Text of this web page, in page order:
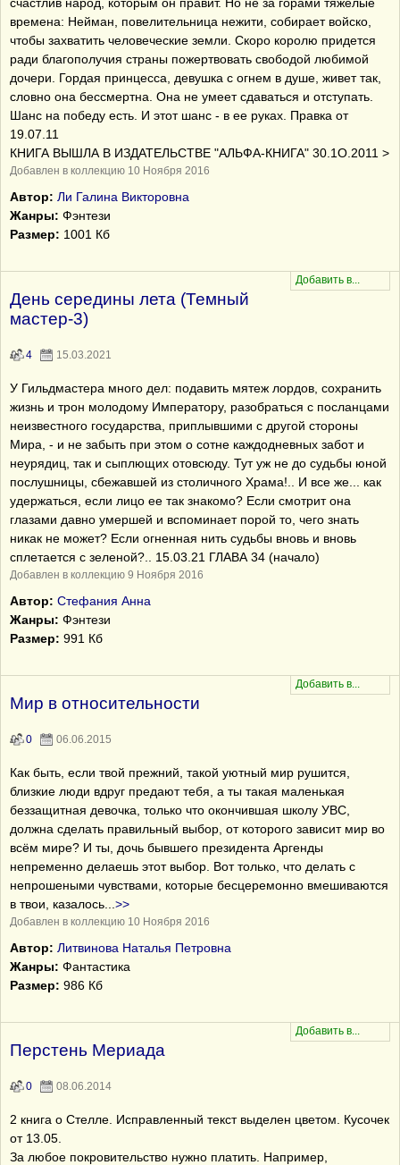
времена: Нейман, повелительница нежити, собирает войско,
чтобы захватить человеческие земли. Скоро королю придется
ради благополучия страны пожертвовать свободой любимой
дочери. Гордая принцесса, девушка с огнем в душе, живет так,
словно она бессмертна. Она не умеет сдаваться и отступать.
Шанс на победу есть. И этот шанс - в ее руках. Правка от
19.07.11
КНИГА ВЫШЛА В ИЗДАТЕЛЬСТВЕ "АЛЬФА-КНИГА" 30.1О.2011 >
Добавлен в коллекцию 10 Ноября 2016
Автор: Ли Галина Викторовна
Жанры: Фэнтези
Размер: 1001 Кб
День середины лета (Темный
мастер-3)
4 15.03.2021
У Гильдмастера много дел: подавить мятеж лордов, сохранить
жизнь и трон молодому Императору, разобраться с посланцами
неизвестного государства, приплывшими с другой стороны
Мира, - и не забыть при этом о сотне каждодневных забот и
неурядиц, так и сыплющих отовсюду. Тут уж не до судьбы юной
послушницы, сбежавшей из столичного Храма!.. И все же... как
удержаться, если лицо ее так знакомо? Если смотрит она
глазами давно умершей и вспоминает порой то, чего знать
никак не может? Если огненная нить судьбы вновь и вновь
сплетается с зеленой?.. 15.03.21 ГЛАВА 34 (начало)
Добавлен в коллекцию 9 Ноября 2016
Автор: Стефания Анна
Жанры: Фэнтези
Размер: 991 Кб
Мир в относительности
0 06.06.2015
Как быть, если твой прежний, такой уютный мир рушится,
близкие люди вдруг предают тебя, а ты такая маленькая
беззащитная девочка, только что окончившая школу УВС,
должна сделать правильный выбор, от которого зависит мир во
всём мире? И ты, дочь бывшего президента Аргенды
непременно делаешь этот выбор. Вот только, что делать с
непрошеными чувствами, которые бесцеремонно вмешиваются
в твои, казалось
>>
Добавлен в коллекцию 10 Ноября 2016
Автор: Литвинова Наталья Петровна
Жанры: Фантастика
Размер: 986 Кб
Перстень Мериада
0 08.06.2014
2 книга о Стелле. Исправленный текст выделен цветом. Кусочек
от 13.05.
За любое покровительство нужно платить. Например,